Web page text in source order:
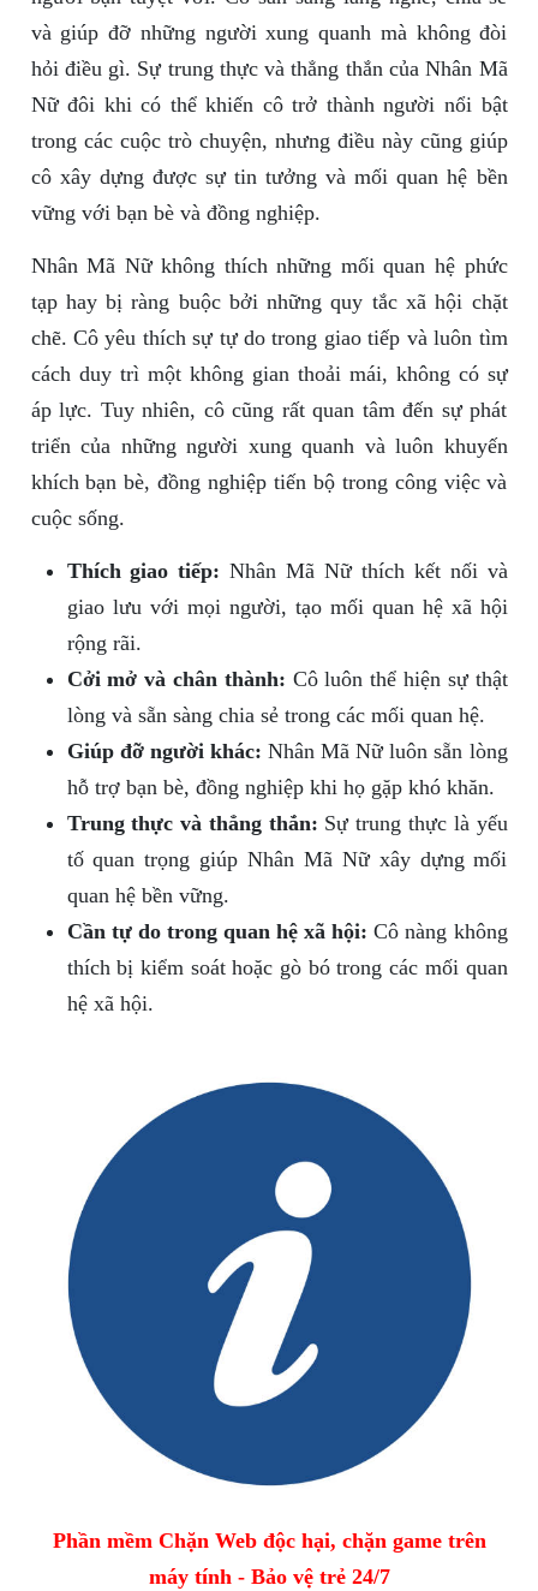
và giúp đỡ những người xung quanh mà không đòi
hỏi điều gì. Sự trung thực và thẳng thắn của Nhân Mã
Nữ đôi khi có thể khiến cô trở thành người nổi bật
trong các cuộc trò chuyện, nhưng điều này cũng giúp
cô xây dựng được sự tin tưởng và mối quan hệ bền
vững với bạn bè và đồng nghiệp.
Nhân Mã Nữ không thích những mối quan hệ phức
tạp hay bị ràng buộc bởi những quy tắc xã hội chặt
chẽ. Cô yêu thích sự tự do trong giao tiếp và luôn tìm
cách duy trì một không gian thoải mái, không có sự
áp lực. Tuy nhiên, cô cũng rất quan tâm đến sự phát
triển của những người xung quanh và luôn khuyến
khích bạn bè, đồng nghiệp tiến bộ trong công việc và
cuộc sống.
Thích giao tiếp: Nhân Mã Nữ thích kết nối và
giao lưu với mọi người, tạo mối quan hệ xã hội
rộng rãi.
Cởi mở và chân thành: Cô luôn thể hiện sự thật
lòng và sẵn sàng chia sẻ trong các mối quan hệ.
Giúp đỡ người khác: Nhân Mã Nữ luôn sẵn lòng
hỗ trợ bạn bè, đồng nghiệp khi họ gặp khó khăn.
Trung thực và thẳng thắn: Sự trung thực là yếu
tố quan trọng giúp Nhân Mã Nữ xây dựng mối
quan hệ bền vững.
Cần tự do trong quan hệ xã hội: Cô nàng không
thích bị kiểm soát hoặc gò bó trong các mối quan
hệ xã hội.
Phần mềm Chặn Web độc hại, chặn game trên
máy tính - Bảo vệ trẻ 24/7